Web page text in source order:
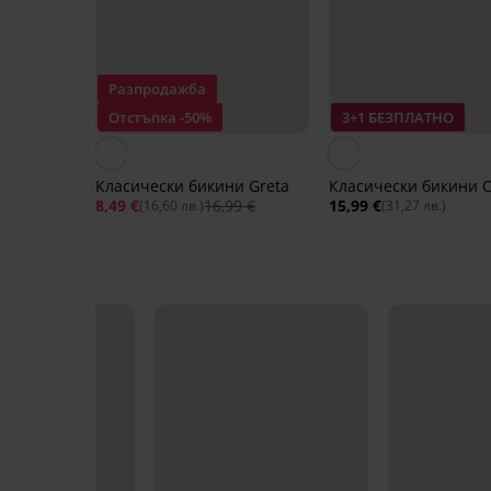
Разпродажба
Отстъпка -50%
Класически бикини Greta
8,49 €(16,60 лв.)16,99 €
3+1 БЕЗПЛАТНО
Класически бикини
15,99 €(31,27 лв.)